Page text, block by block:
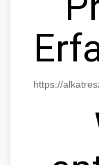
https://